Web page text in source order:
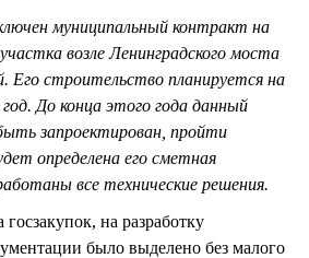
муниципальный контракт на
возле Ленинградского моста
Его строительство планируется на
До конца этого года данный
запроектирован, пройти
определена его сметная
все технические решения.
на разработку
было выделено без малого